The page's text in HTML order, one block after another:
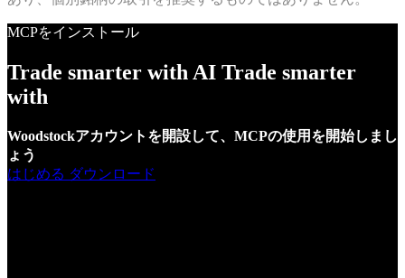
with AI
ょう
はじめる